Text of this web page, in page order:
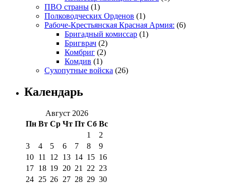
ПВО страны (1)
Полководческих Орденов (1)
Рабоче-Крестьянская Красная Армия: (6)
Бригадный комиссар (1)
Бригврач (2)
Комбриг (2)
Комдив (1)
Сухопутные войска (26)
Календарь
Август 2026
Пн Вт Ср Чт Пт Сб Вс
1
2
3
4 5 6 7 8
9
10 11 12 13 14 15 16
17 18 19 20 21 22 23
24 25 26 27 28 29 30